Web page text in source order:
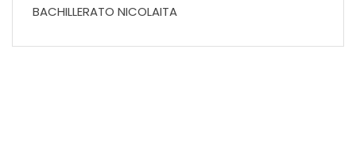
BACHILLERATO NICOLAITA